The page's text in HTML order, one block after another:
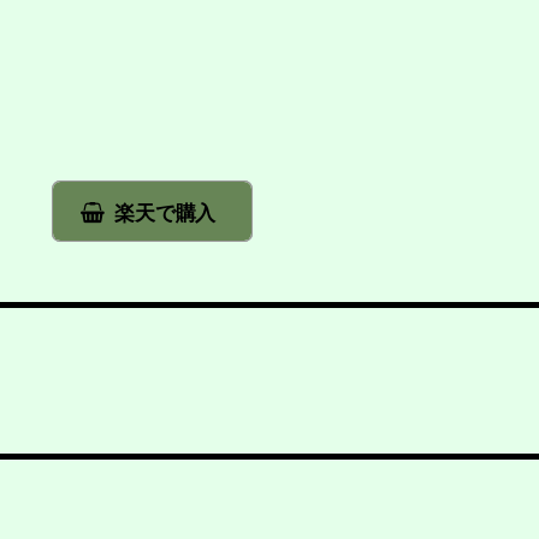
楽天で購入